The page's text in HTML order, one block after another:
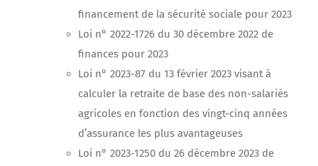
financement de la sécurité sociale pour 2023
Loi n° 2022-1726 du 30 décembre 2022 de
finances pour 2023
Loi n° 2023-87 du 13 février 2023 visant à
calculer la retraite de base des non-salariés
agricoles en fonction des vingt-cinq années
d’assurance les plus avantageuses
Loi n° 2023-1250 du 26 décembre 2023 de